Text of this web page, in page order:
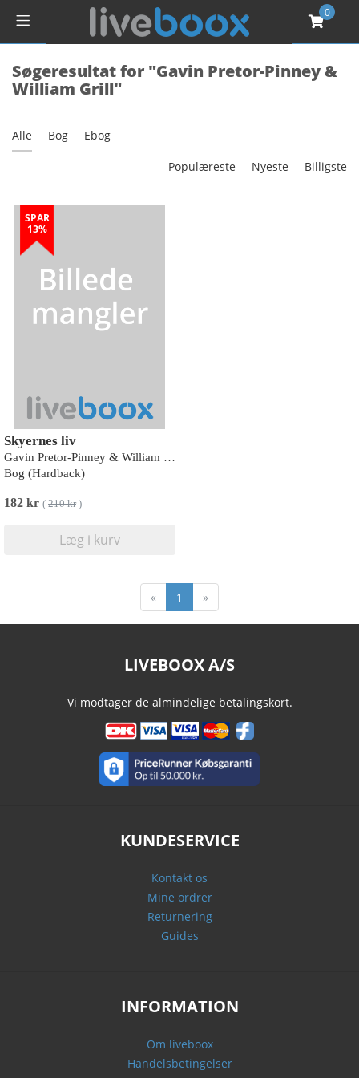
0
Søgeresultat for "Gavin Pretor-Pinney &
William Grill"
Alle Bog Ebog
Populæreste Nyeste Billigste
SPAR
13%
Skyernes liv
Gavin Pretor-Pinney & William Grill
Bog (Hardback)
182 kr ( 210 kr)
Læg i kurv
« 1 »
LIVEBOOX A/S
Vi modtager de almindelige betalingskort.
KUNDESERVICE
Kontakt os
Mine ordrer
Returnering
Guides
INFORMATION
Om liveboox
Handelsbetingelser